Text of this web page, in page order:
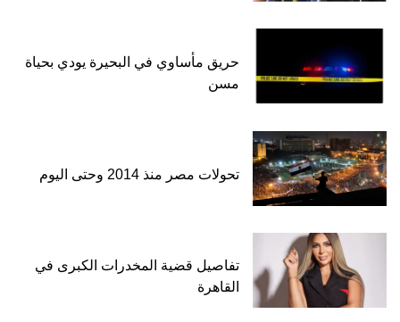
حريق مأساوي في البحيرة يودي بحياة
مسن
تحولات مصر منذ 2014 وحتى اليوم
تفاصيل قضية المخدرات الكبرى في
القاهرة